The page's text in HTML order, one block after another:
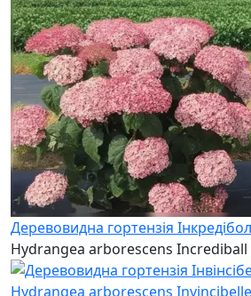
Деревовидна гортензія
Hydrangea arborescens Incrediball